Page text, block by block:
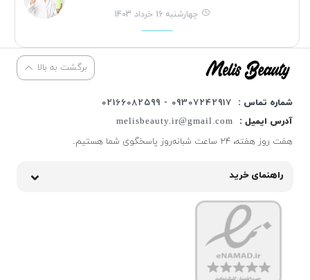
چهارشنبه 16 خرداد 1403
برگشت به بالا
شماره تماس :
09307242917 - 02166082599
آدرس ایمیل :
melisbeauty.ir@gmail.com
هفت روز هفته، ۲۴ ساعت شبانه‌روز پاسخگوی شما هستیم.
راهنمای خرید